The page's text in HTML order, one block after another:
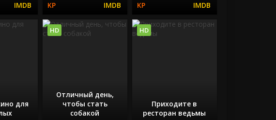
для
Отличный день,
чтобы стать
собакой
HD
Приходите в
ресторан ведьмы
HD